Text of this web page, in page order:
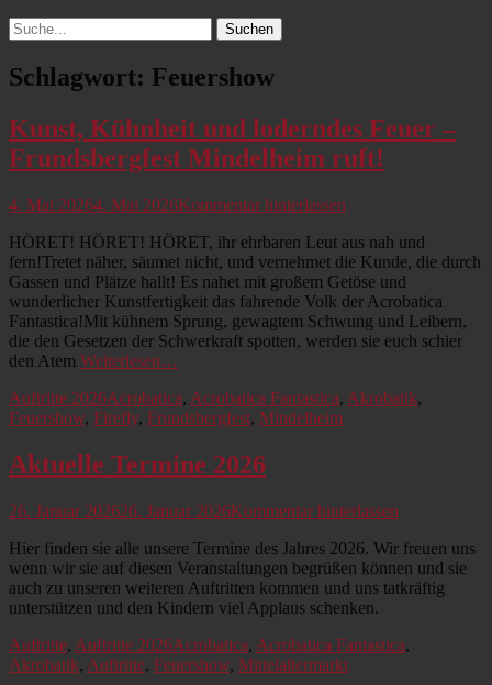
Suchen
Suchen
nach:
Schlagwort: Feuershow
Kunst, Kühnheit und loderndes Feuer –
Frundsbergfest Mindelheim ruft!
Veröffentlicht
4. Mai 20264. Mai 2026Kommentar hinterlassen
HÖRET! HÖRET! HÖRET, ihr ehrbaren Leut aus nah und
fern!Tretet näher, säumet nicht, und vernehmet die Kunde, die durch
Gassen und Plätze hallt! Es nahet mit großem Getöse und
wunderlicher Kunstfertigkeit das fahrende Volk der Acrobatica
Fantastica!Mit kühnem Sprung, gewagtem Schwung und Leibern,
die den Gesetzen der Schwerkraft spotten, werden sie euch schier
den Atem Weiterlesen…
Kategorien
Auftritte 2026Schlagworte
Acrobatica, Acrobatica Fantastica, Akrobatik,
Feuershow, Firefly, Frundsbergfest, Mindelheim
Aktuelle Termine 2026
Veröffentlicht
26. Januar 202626. Januar 2026Kommentar hinterlassen
Hier finden sie alle unsere Termine des Jahres 2026. Wir freuen uns
wenn wir sie auf diesen Veranstaltungen begrüßen können und sie
auch zu unseren weiteren Auftritten kommen und uns tatkräftig
unterstützen und den Kindern viel Applaus schenken.
Kategorien
Auftritte, Auftritte 2026Schlagworte
Acrobatica, Acrobatica Fantastica,
Akrobatik, Auftritte, Feuershow, Mittelaltermarkt